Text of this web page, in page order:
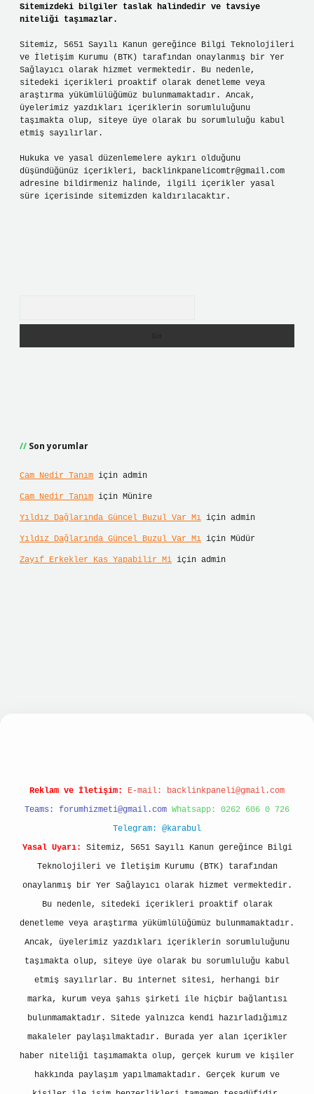
Sitemizdeki bilgiler taslak halindedir ve tavsiye
niteliği taşımazlar.
Sitemiz, 5651 Sayılı Kanun gereğince Bilgi Teknolojileri
ve İletişim Kurumu (BTK) tarafından onaylanmış bir Yer
Sağlayıcı olarak hizmet vermektedir. Bu nedenle,
sitedeki içerikleri proaktif olarak denetleme veya
araştırma yükümlülüğümüz bulunmamaktadır. Ancak,
üyelerimiz yazdıkları içeriklerin sorumluluğunu
taşımakta olup, siteye üye olarak bu sorumluluğu kabul
etmiş sayılırlar.
Hukuka ve yasal düzenlemelere aykırı olduğunu
düşündüğünüz içerikleri, backlinkpanelicomtr@gmail.com
adresine bildirmeniz halinde, ilgili içerikler yasal
süre içerisinde sitemizden kaldırılacaktır.
Son yorumlar
Cam Nedir Tanım için admin
Cam Nedir Tanım için Münire
Yıldız Dağlarında Güncel Buzul Var Mı için admin
Yıldız Dağlarında Güncel Buzul Var Mı için Müdür
Zayıf Erkekler Kas Yapabilir Mi için admin
Reklam ve İletişim: E-mail: backlinkpaneli@gmail.com
Teams: forumhizmeti@gmail.com Whatsapp: 0262 606 0 726
Telegram: @karabul
Yasal Uyarı:
Sitemiz, 5651 Sayılı Kanun gereğince Bilgi
Teknolojileri ve İletişim Kurumu (BTK) tarafından
onaylanmış bir Yer Sağlayıcı olarak hizmet vermektedir.
Bu nedenle, sitedeki içerikleri proaktif olarak
denetleme veya araştırma yükümlülüğümüz bulunmamaktadır.
Ancak, üyelerimiz yazdıkları içeriklerin sorumluluğunu
taşımakta olup, siteye üye olarak bu sorumluluğu kabul
etmiş sayılırlar. Bu internet sitesi, herhangi bir
marka, kurum veya şahıs şirketi ile hiçbir bağlantısı
bulunmamaktadır. Sitede yalnızca kendi hazırladığımız
makaleler paylaşılmaktadır. Burada yer alan içerikler
haber niteliği taşımamakta olup, gerçek kurum ve kişiler
hakkında paylaşım yapılmamaktadır. Gerçek kurum ve